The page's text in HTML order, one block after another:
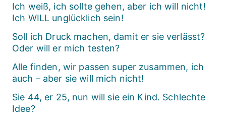
Ich weiß, ich sollte gehen, aber ich will nicht!
Ich WILL unglücklich sein!
Soll ich Druck machen, damit er sie verlässt?
Oder will er mich testen?
Alle finden, wir passen super zusammen, ich
auch – aber sie will mich nicht!
Sie 44, er 25, nun will sie ein Kind. Schlechte
Idee?